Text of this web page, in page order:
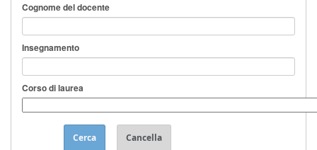
Cognome del docente
Insegnamento
Corso di laurea
Cerca Cancella